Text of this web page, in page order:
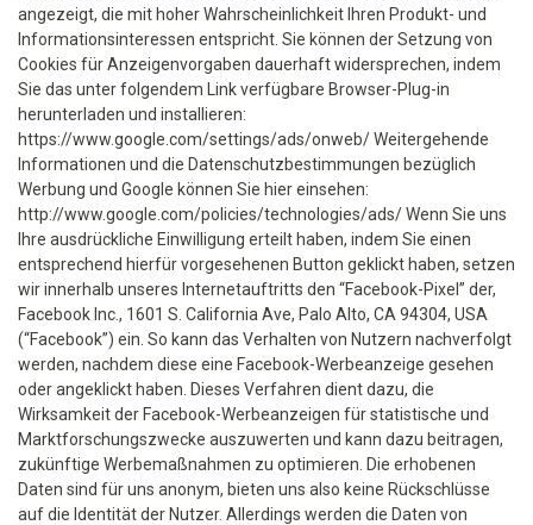
angezeigt, die mit hoher Wahrscheinlichkeit Ihren Produkt- und
Informationsinteressen entspricht. Sie können der Setzung von
Cookies für Anzeigenvorgaben dauerhaft widersprechen, indem
Sie das unter folgendem Link verfügbare Browser-Plug-in
herunterladen und installieren:
https://www.google.com/settings/ads/onweb/ Weitergehende
Informationen und die Datenschutzbestimmungen bezüglich
Werbung und Google können Sie hier einsehen:
http://www.google.com/policies/technologies/ads/ Wenn Sie uns
Ihre ausdrückliche Einwilligung erteilt haben, indem Sie einen
entsprechend hierfür vorgesehenen Button geklickt haben, setzen
wir innerhalb unseres Internetauftritts den “Facebook-Pixel” der,
Facebook Inc., 1601 S. California Ave, Palo Alto, CA 94304, USA
(“Facebook”) ein. So kann das Verhalten von Nutzern nachverfolgt
werden, nachdem diese eine Facebook-Werbeanzeige gesehen
oder angeklickt haben. Dieses Verfahren dient dazu, die
Wirksamkeit der Facebook-Werbeanzeigen für statistische und
Marktforschungszwecke auszuwerten und kann dazu beitragen,
zukünftige Werbemaßnahmen zu optimieren. Die erhobenen
Daten sind für uns anonym, bieten uns also keine Rückschlüsse
auf die Identität der Nutzer. Allerdings werden die Daten von